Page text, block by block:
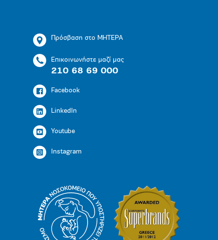
Πρόσβαση στο ΜΗΤΕΡΑ
Επικοινωνήστε μαζί μας
210 68 69 000
Facebook
LinkedIn
Youtube
Instagram